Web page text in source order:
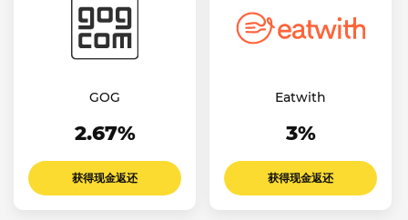
GOG
2.67%
获得现金返还
Eatwith
3%
获得现金返还